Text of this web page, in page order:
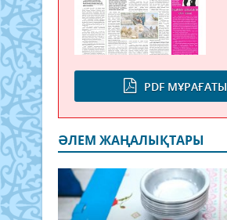
PDF МҰРАҒАТЫ
ӘЛЕМ ЖАҢАЛЫҚТАРЫ